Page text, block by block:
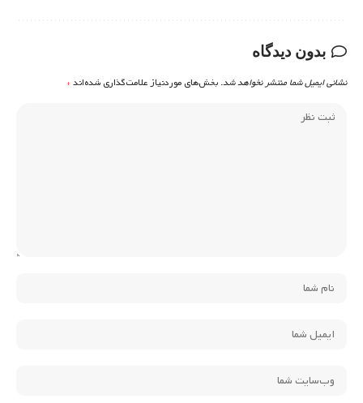
بدون دیدگاه
نشانی ایمیل شما منتشر نخواهد شد. بخش‌های موردنیاز علامت‌گذاری شده‌اند*